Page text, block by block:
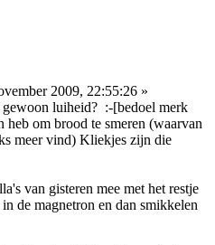
2009, 22:55:26 »
luiheid? :-[bedoel merk
om brood te smeren (waarvan
meer vind) Kliekjes zijn die
van gisteren mee met het restje
in de magnetron en dan smikkelen